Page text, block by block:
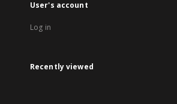
User's account
Log in
Recently viewed